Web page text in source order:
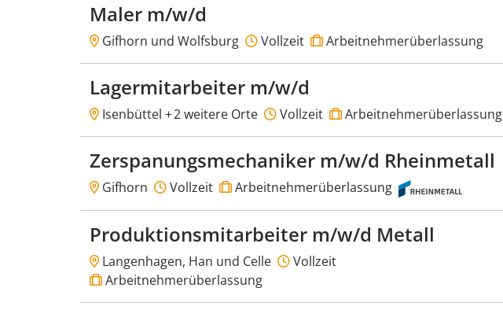
Maler m/w/d
Gifhorn und Wolfsburg Vollzeit Arbeitnehmerüberlassung
Lagermitarbeiter m/w/d
Isenbüttel +2 weitere Orte Vollzeit Arbeitnehmerüberlassung
Zerspanungsmechaniker m/w/d Rheinmetall
Gifhorn Vollzeit Arbeitnehmerüberlassung
Produktionsmitarbeiter m/w/d Metall
Langenhagen, Han und Celle
Vollzeit
Arbeitnehmerüberlassung